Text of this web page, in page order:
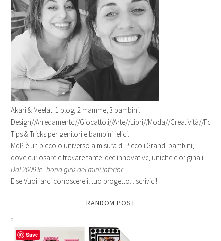
Akari & Meelat: 1 blog, 2 mamme, 3 bambini.
Design//Arredamento//Giocattoli//Arte//Libri//Moda//Creatività//
Tips & Tricks per genitori e bambini felici.
MdP è un piccolo universo a misura di Piccoli Grandi bambini,
dove curiosare e trovare tante idee innovative, uniche e originali.
Dal 2009 le "bond girls del mini interior "
E se Vuoi farci conoscere il tuo progetto... scrivici!
RANDOM POST
Save